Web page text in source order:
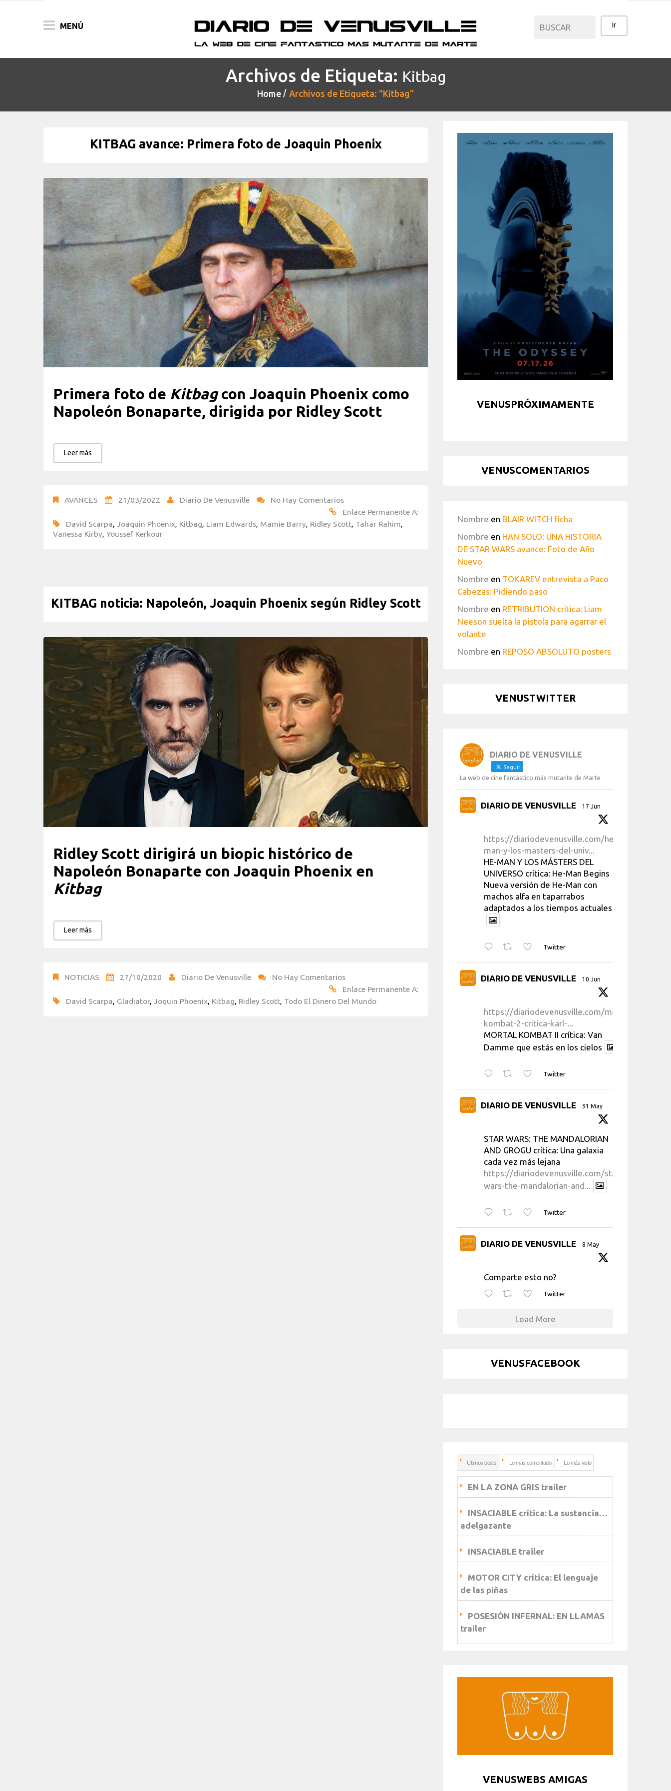
MENÚ
Archivos de Etiqueta: Kitbag
Home Archivos de Etiqueta: "Kitbag"
KITBAG avance: Primera foto de Joaquin Phoenix
Primera foto de Kitbagcon Joaquin Phoenix como
Napoleón Bonaparte, dirigida por Ridley Scott
Leer más
AVANCES 21/03/2022 Diario De Venusville
No Hay Comentarios
Enlace Permanente A:
David Scarpa, Joaquin Phoenix, Kitbag, Liam Edwards, Mamie Barry, Ridley Scott, Tahar Rahim,
Vanessa Kirby, Youssef Kerkour
KITBAG noticia: Napoleón, Joaquin Phoenix según Ridley Scott
Ridley Scott dirigirá un biopic histórico de
Napoleón Bonaparte con Joaquin Phoenix en
Kitbag
Leer más
NOTICIAS 27/10/2020 Diario De Venusville
No Hay Comentarios
Enlace Permanente A:
David Scarpa, Gladiator, Joquin Phoenix, Kitbag, Ridley Scott, Todo El Dinero Del Mundo
VENUSPRÓXIMAMENTE
VENUSCOMENTARIOS
Nombre en BLAIR WITCH ficha
Nombre en HAN SOLO: UNA HISTORIA
DE STAR WARS avance: Foto de Año
Nuevo
Nombre en TOKAREV entrevista a Paco
Cabezas: Pidiendo paso
Nombre en RETRIBUTION crítica: Liam
Neeson suelta la pistola para agarrar el
volante
Nombre en REPOSO ABSOLUTO posters
VENUSTWITTER
DIARIO DE VENUSVILLE
Seguir
La web de cine fantástico más mutante de Marte
DIARIO DE VENUSVILLE 17 Jun
https://diariodevenusville.com/he-
man-y-los-masters-del-univ...
HE-MAN Y LOS MÁSTERS DEL
UNIVERSO crítica: He-Man Begins
Nueva versión de He-Man con
machos alfa en taparrabos
adaptados a los tiempos actuales
Twitter
DIARIO DE VENUSVILLE 10 Jun
https://diariodevenusville.com/mortal-
kombat-2-critica-karl-...
MORTAL KOMBAT II crítica: Van
Damme que estás en los cielos
Twitter
DIARIO DE VENUSVILLE 31 May
STAR WARS: THE MANDALORIAN
AND GROGU crítica: Una galaxia
cada vez más lejana
https://diariodevenusville.com/star-
wars-the-mandalorian-and...
Twitter
DIARIO DE VENUSVILLE 8 May
Comparte esto no?
Twitter
Load More
VENUSFACEBOOK
Ultimos posts Lo más comentado Lo más visto
EN LA ZONA GRIS trailer
INSACIABLE crítica: La sustancia…
adelgazante
INSACIABLE trailer
MOTOR CITY crítica: El lenguaje
de las piñas
POSESIÓN INFERNAL: EN LLAMAS
trailer
VENUSWEBS AMIGAS
FESTIVALES